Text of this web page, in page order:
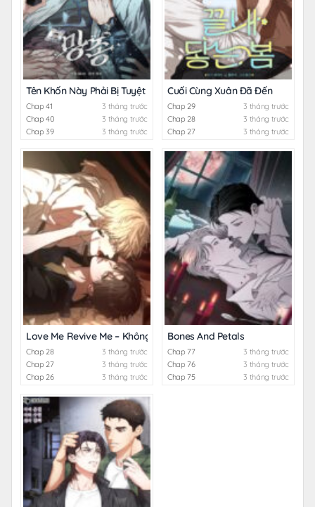
Tên Khốn Này Phải Bị Tuyệt Diệt
Chap 41
3 tháng trước
Chap 40
3 tháng trước
Chap 39
3 tháng trước
Cuối Cùng Xuân Đã Đến
Chap 29
3 tháng trước
Chap 28
3 tháng trước
Chap 27
3 tháng trước
Love Me Revive Me – Không Che
Chap 28
3 tháng trước
Chap 27
3 tháng trước
Chap 26
3 tháng trước
Bones And Petals
Chap 77
3 tháng trước
Chap 76
3 tháng trước
Chap 75
3 tháng trước